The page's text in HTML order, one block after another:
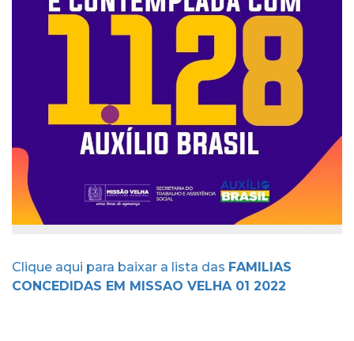
Clique aqui para baixar a lista das FAMILIAS
CONCEDIDAS EM MISSAO VELHA 01 2022